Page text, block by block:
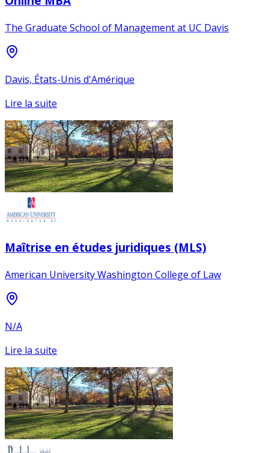
The Graduate School of Management at UC Davis
Davis, États-Unis d'Amérique
Lire la suite
Maîtrise en études juridiques (MLS)
American University Washington College of Law
N/A
Lire la suite